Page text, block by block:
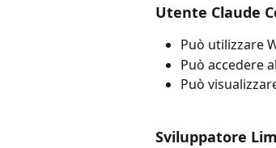
Utente Claude
Può utilizzare
Può accedere
Può
Sviluppatore